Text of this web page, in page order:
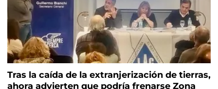
Tras la caída de la extranjerización de tierras,
ahora advierten que podría frenarse Zona